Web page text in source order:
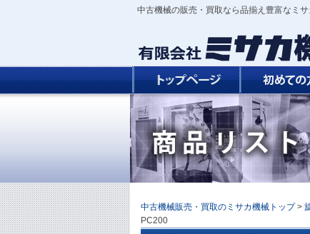
中古機械の販売・買取なら品揃え豊富なミ
中古機械販売・買取のミサカ機械トップ >
PC200